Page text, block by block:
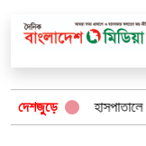
দেশজুড়ে
প্রাণ, হাসপাতালে ২৫